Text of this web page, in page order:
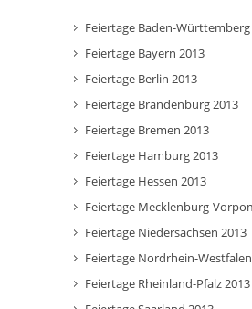
Feiertage Baden-Württemberg
Feiertage Bayern 2013
Feiertage Berlin 2013
Feiertage Brandenburg 2013
Feiertage Bremen 2013
Feiertage Hamburg 2013
Feiertage Hessen 2013
Feiertage Mecklenburg-
Feiertage Niedersachsen 2013
Feiertage Nordrhein-
Feiertage Rheinland-Pfalz 2013